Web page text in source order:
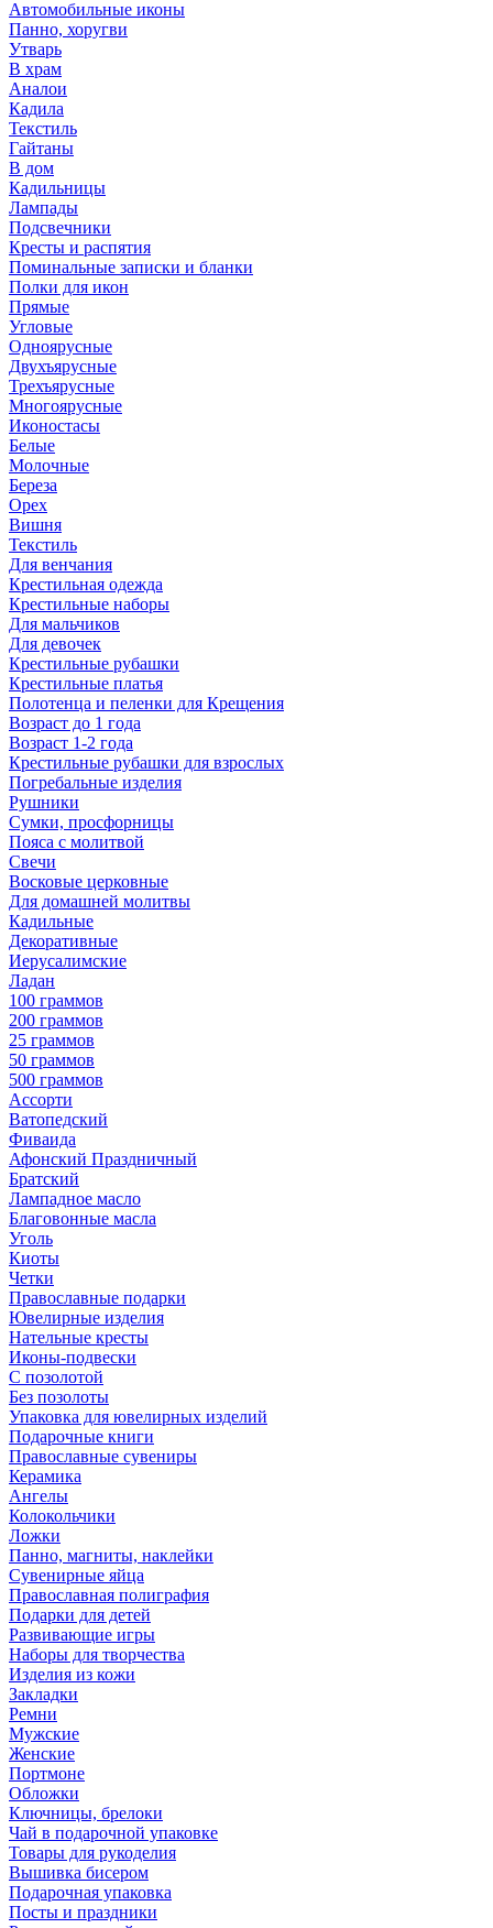
Автомобильные иконы
Панно, хоругви
Утварь
В храм
Аналои
Кадила
Текстиль
Гайтаны
В дом
Кадильницы
Лампады
Подсвечники
Кресты и распятия
Поминальные записки и бланки
Полки для икон
Прямые
Угловые
Одноярусные
Двухъярусные
Трехъярусные
Многоярусные
Иконостасы
Белые
Молочные
Береза
Орех
Вишня
Текстиль
Для венчания
Крестильная одежда
Крестильные наборы
Для мальчиков
Для девочек
Крестильные рубашки
Крестильные платья
Полотенца и пеленки для Крещения
Возраст до 1 года
Возраст 1-2 года
Крестильные рубашки для взрослых
Погребальные изделия
Рушники
Сумки, просфорницы
Пояса с молитвой
Свечи
Восковые церковные
Для домашней молитвы
Кадильные
Декоративные
Иерусалимские
Ладан
100 граммов
200 граммов
25 граммов
50 граммов
500 граммов
Ассорти
Ватопедский
Фиваида
Афонский Праздничный
Братский
Лампадное масло
Благовонные масла
Уголь
Киоты
Четки
Православные подарки
Ювелирные изделия
Нательные кресты
Иконы-подвески
С позолотой
Без позолоты
Упаковка для ювелирных изделий
Подарочные книги
Православные сувениры
Керамика
Ангелы
Колокольчики
Ложки
Панно, магниты, наклейки
Сувенирные яйца
Православная полиграфия
Подарки для детей
Развивающие игры
Наборы для творчества
Изделия из кожи
Закладки
Ремни
Мужские
Женские
Портмоне
Обложки
Ключницы, брелоки
Чай в подарочной упаковке
Товары для рукоделия
Вышивка бисером
Подарочная упаковка
Посты и праздники